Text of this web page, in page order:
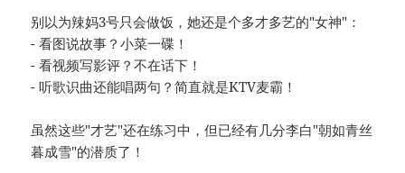
别以为辣妈3号只会做饭，她还是个多才多艺的"女神"：
- 看图说故事？小菜一碟！
- 看视频写影评？不在话下！
- 听歌识曲还能唱两句？简直就是KTV麦霸！
虽然这些"才艺"还在练习中，但已经有几分李白"朝如青丝
暮成雪"的潜质了！